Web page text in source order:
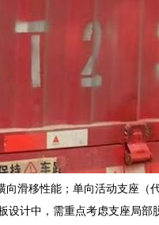
滑移性能；单向活动支座（
设计中，需重点考虑支座局部